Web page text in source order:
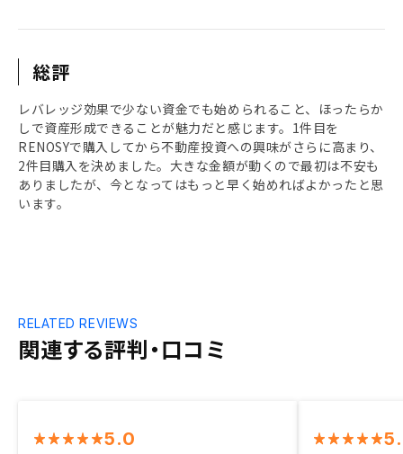
総評
レバレッジ効果で少ない資金でも始められること、ほったらか
しで資産形成できることが魅力だと感じます。1件目を
RENOSYで購入してから不動産投資への興味がさらに高まり、
2件目購入を決めました。大きな金額が動くので最初は不安も
ありましたが、今となってはもっと早く始めればよかったと思
います。
関連する評判・口コミ
RELATED REVIEWS
5.0